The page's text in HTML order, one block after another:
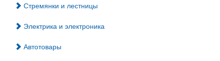
Стремянки и лестницы
Электрика и электроника
Автотовары